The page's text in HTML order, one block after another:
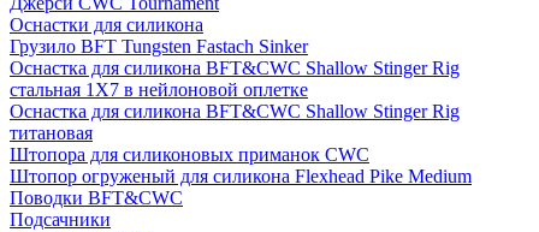
Оснастки для силикона
Грузило BFT Tungsten Fastach Sinker
Оснастка для силикона BFT&CWC Shallow Stinger Rig
стальная 1X7 в нейлоновой оплетке
Оснастка для силикона BFT&CWC Shallow Stinger Rig
титановая
Штопора для силиконовых приманок CWC
Штопор огруженый для силикона Flexhead Pike Medium
Поводки BFT&CWC
Подсачники